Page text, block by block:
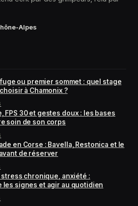
Alpes
ou premier sommet : quel stage
à Chamonix ?
FPS 30 et gestes doux : les bases
soin de son corps
en Corse : Bavella, Restonica et le
de réserver
stress chronique, anxiété :
les signes et agir au quotidien